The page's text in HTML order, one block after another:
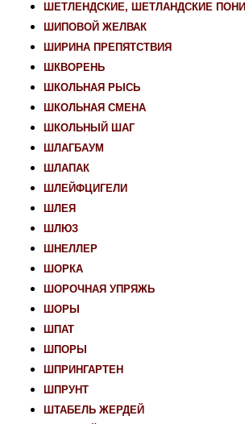
ШЕТЛЕНДСКИЕ, ШЕТЛАНДСКИЕ ПОНИ
ШИПОВОЙ ЖЕЛВАК
ШИРИНА ПРЕПЯТСТВИЯ
ШКВОРЕНЬ
ШКОЛЬНАЯ РЫСЬ
ШКОЛЬНАЯ СМЕНА
ШКОЛЬНЫЙ ШАГ
ШЛАГБАУМ
ШЛАПАК
ШЛЕЙФЦИГЕЛИ
ШЛЕЯ
ШЛЮЗ
ШНЕЛЛЕР
ШОРКА
ШОРОЧНАЯ УПРЯЖЬ
ШОРЫ
ШПАТ
ШПОРЫ
ШПРИНГАРТЕН
ШПРУНТ
ШТАБЕЛЬ ЖЕРДЕЙ